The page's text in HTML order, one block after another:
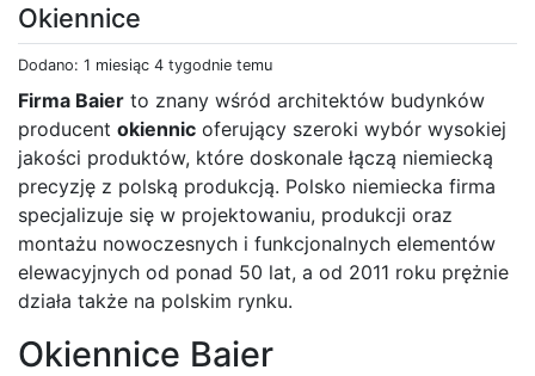
Okiennice
Dodano: 1 miesiąc 4 tygodnie temu
Firma Baier to znany wśród architektów budynków
producent okiennic oferujący szeroki wybór wysokiej
jakości produktów, które doskonale łączą niemiecką
precyzję z polską produkcją. Polsko niemiecka firma
specjalizuje się w projektowaniu, produkcji oraz
montażu nowoczesnych i funkcjonalnych elementów
elewacyjnych od ponad 50 lat, a od 2011 roku prężnie
działa także na polskim rynku.
Okiennice Baier